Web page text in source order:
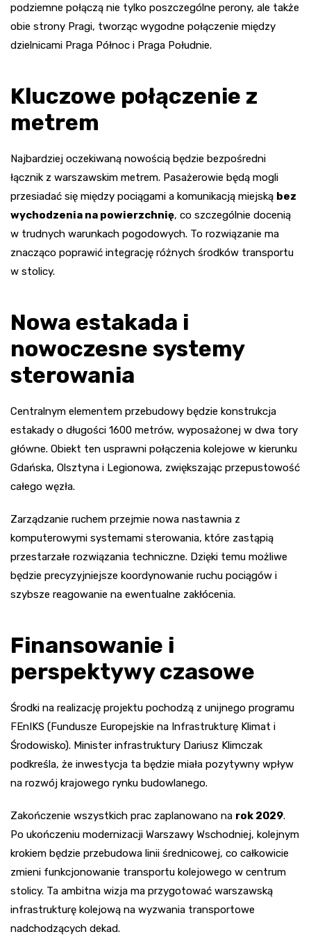
podziemne połączą nie tylko poszczególne perony, ale także
obie strony Pragi, tworząc wygodne połączenie między
dzielnicami Praga Północ i Praga Południe.
Kluczowe połączenie z
metrem
Najbardziej oczekiwaną nowością będzie bezpośredni
łącznik z warszawskim metrem. Pasażerowie będą mogli
przesiadać się między pociągami a komunikacją miejską bez
wychodzenia na powierzchnię, co szczególnie docenią
w trudnych warunkach pogodowych. To rozwiązanie ma
znacząco poprawić integrację różnych środków transportu
w stolicy.
Nowa estakada i
nowoczesne systemy
sterowania
Centralnym elementem przebudowy będzie konstrukcja
estakady o długości 1600 metrów, wyposażonej w dwa tory
główne. Obiekt ten usprawni połączenia kolejowe w kierunku
Gdańska, Olsztyna i Legionowa, zwiększając przepustowość
całego węzła.
Zarządzanie ruchem przejmie nowa nastawnia z
komputerowymi systemami sterowania, które zastąpią
przestarzałe rozwiązania techniczne. Dzięki temu możliwe
będzie precyzyjniejsze koordynowanie ruchu pociągów i
szybsze reagowanie na ewentualne zakłócenia.
Finansowanie i
perspektywy czasowe
Środki na realizację projektu pochodzą z unijnego programu
FEnIKS (Fundusze Europejskie na Infrastrukturę Klimat i
Środowisko). Minister infrastruktury Dariusz Klimczak
podkreśla, że inwestycja ta będzie miała pozytywny wpływ
na rozwój krajowego rynku budowlanego.
Zakończenie wszystkich prac zaplanowano na rok 2029.
Po ukończeniu modernizacji Warszawy Wschodniej, kolejnym
krokiem będzie przebudowa linii średnicowej, co całkowicie
zmieni funkcjonowanie transportu kolejowego w centrum
stolicy. Ta ambitna wizja ma przygotować warszawską
infrastrukturę kolejową na wyzwania transportowe
nadchodzących dekad.